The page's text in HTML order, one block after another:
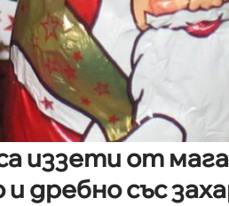
иззети от
дребно със